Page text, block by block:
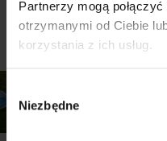
Partnerzy mogą
otrzymanymi od Ciebie
korzystania z ich usług.
zgody
Niezbędne
Aranżacje